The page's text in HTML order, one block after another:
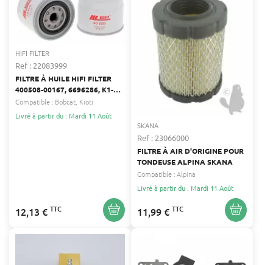
HIFI FILTER
Ref : 22083999
FILTRE À HUILE HIFI FILTER
400508-00167, 6696286, K1-
EA14-0019A
Compatible : Bobcat Kioti
Livré à partir du : Mardi 11 Août
12,13 € TTC
SKANA
Ref : 23066000
FILTRE À AIR D'ORIGINE POUR
TONDEUSE ALPINA SKANA
Compatible :Alpina
Livré à partir du : Mardi 11 Août
11,99 € TTC